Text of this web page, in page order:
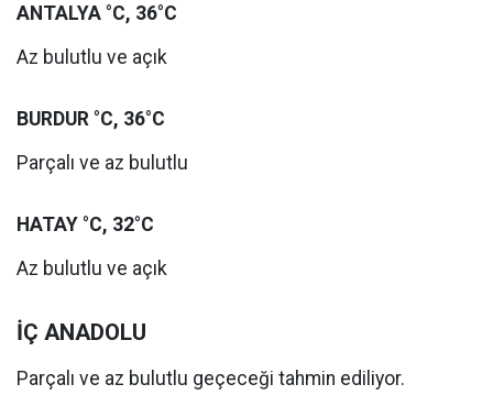
ANTALYA °C, 36°C
Az bulutlu ve açık
BURDUR °C, 36°C
Parçalı ve az bulutlu
HATAY °C, 32°C
Az bulutlu ve açık
İÇ ANADOLU
Parçalı ve az bulutlu geçeceği tahmin ediliyor.